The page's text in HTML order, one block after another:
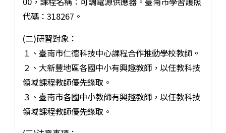
代碼：318267。
(二)研習對象：
１、臺南市仁德科技中心課程合作推動學校教師。
２、大新豐地區各國中小有興趣教師，以任教科技
領域課程教師優先錄取。
３、臺南市各國中小教師有興趣教師，以任教科技
領域課程教師優先錄取。